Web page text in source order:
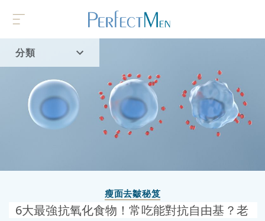
分類
首頁
流行趨勢
瘦面去皺秘笈
6大最強抗氧化食物！常吃能對抗自由基？老